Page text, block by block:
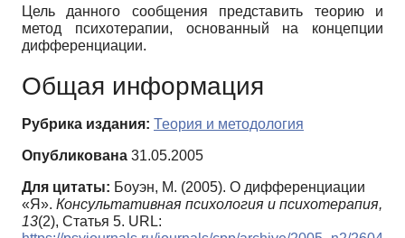
Цель данного сообщения представить теорию и
метод психотерапии, основанный на концепции
дифференциации.
Общая информация
Рубрика издания: Теория и методология
Опубликована 31.05.2005
Для цитаты: Боуэн, М. (2005). О дифференциации
«Я». Консультативная психология и психотерапия,
13(2), Статья 5. URL: